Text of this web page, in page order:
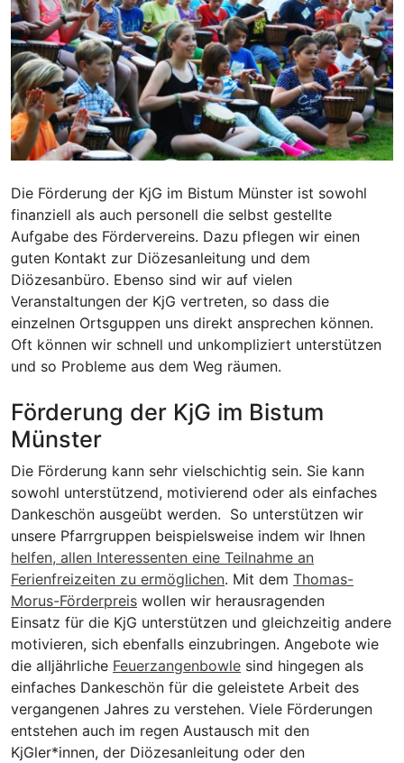
Die Förderung der KjG im Bistum Münster ist sowohl
finanziell als auch personell die selbst gestellte
Aufgabe des Fördervereins. Dazu pflegen wir einen
guten Kontakt zur Diözesanleitung und dem
Diözesanbüro. Ebenso sind wir auf vielen
Veranstaltungen der KjG vertreten, so dass die
einzelnen Ortsguppen uns direkt ansprechen können.
Oft können wir schnell und unkompliziert unterstützen
und so Probleme aus dem Weg räumen.
Förderung der KjG im Bistum
Münster
Die Förderung kann sehr vielschichtig sein. Sie kann
sowohl unterstützend, motivierend oder als einfaches
Dankeschön ausgeübt werden. So unterstützen wir
unsere Pfarrgruppen beispielsweise indem wir Ihnen
helfen, allen Interessenten eine Teilnahme an
Ferienfreizeiten zu ermöglichen. Mit dem Thomas-
Morus-Förderpreis wollen wir herausragenden
Einsatz für die KjG unterstützen und gleichzeitig andere
motivieren, sich ebenfalls einzubringen. Angebote wie
die alljährliche Feuerzangenbowle sind hingegen als
einfaches Dankeschön für die geleistete Arbeit des
vergangenen Jahres zu verstehen. Viele Förderungen
entstehen auch im regen Austausch mit den
KjGler*innen, der Diözesanleitung oder den